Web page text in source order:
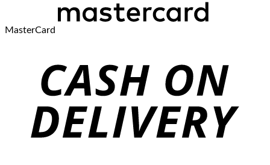
MasterCard